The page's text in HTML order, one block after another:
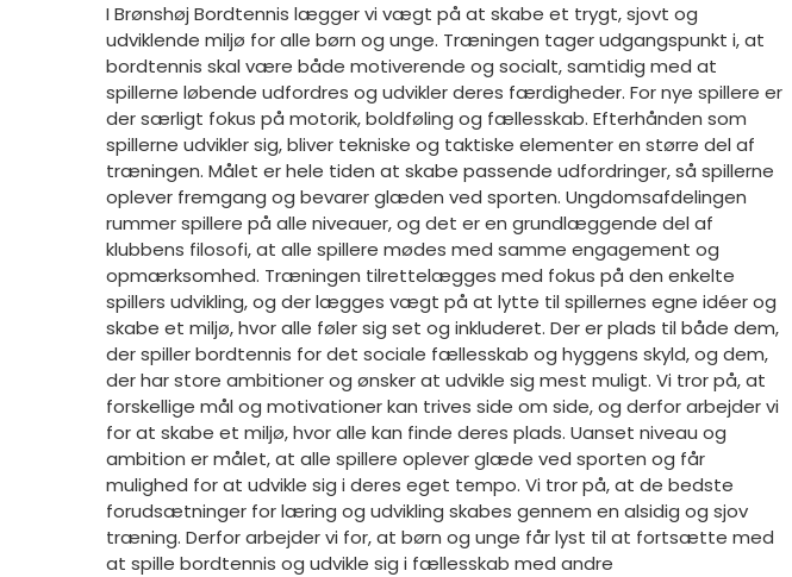
I Brønshøj Bordtennis lægger vi vægt på at skabe et trygt, sjovt og
udviklende miljø for alle børn og unge. Træningen tager udgangspunkt i, at
bordtennis skal være både motiverende og socialt, samtidig med at
spillerne løbende udfordres og udvikler deres færdigheder. For nye spillere er
der særligt fokus på motorik, boldføling og fællesskab. Efterhånden som
spillerne udvikler sig, bliver tekniske og taktiske elementer en større del af
træningen. Målet er hele tiden at skabe passende udfordringer, så spillerne
oplever fremgang og bevarer glæden ved sporten. Ungdomsafdelingen
rummer spillere på alle niveauer, og det er en grundlæggende del af
klubbens filosofi, at alle spillere mødes med samme engagement og
opmærksomhed. Træningen tilrettelægges med fokus på den enkelte
spillers udvikling, og der lægges vægt på at lytte til spillernes egne idéer og
skabe et miljø, hvor alle føler sig set og inkluderet. Der er plads til både dem,
der spiller bordtennis for det sociale fællesskab og hyggens skyld, og dem,
der har store ambitioner og ønsker at udvikle sig mest muligt. Vi tror på, at
forskellige mål og motivationer kan trives side om side, og derfor arbejder vi
for at skabe et miljø, hvor alle kan finde deres plads. Uanset niveau og
ambition er målet, at alle spillere oplever glæde ved sporten og får
mulighed for at udvikle sig i deres eget tempo. Vi tror på, at de bedste
forudsætninger for læring og udvikling skabes gennem en alsidig og sjov
træning. Derfor arbejder vi for, at børn og unge får lyst til at fortsætte med
at spille bordtennis og udvikle sig i fællesskab med andre